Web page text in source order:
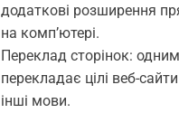
додаткові розширення
на комп’ютері.
Переклад сторінок:
перекладає цілі веб-
інші мови.